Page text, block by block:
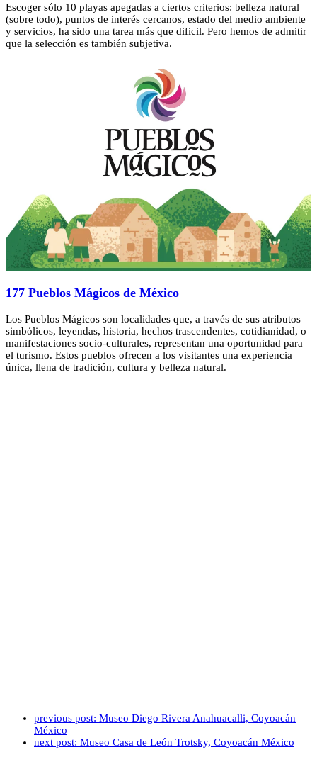
Escoger sólo 10 playas apegadas a ciertos criterios: belleza natural
(sobre todo), puntos de interés cercanos, estado del medio ambiente
y servicios, ha sido una tarea más que dificil. Pero hemos de admitir
que la selección es también subjetiva.
177 Pueblos Mágicos de México
Los Pueblos Mágicos son localidades que, a través de sus atributos
simbólicos, leyendas, historia, hechos trascendentes, cotidianidad, o
manifestaciones socio-culturales, representan una oportunidad para
el turismo. Estos pueblos ofrecen a los visitantes una experiencia
única, llena de tradición, cultura y belleza natural.
previous post: Museo Diego Rivera Anahuacalli, Coyoacán
México
next post: Museo Casa de León Trotsky, Coyoacán México